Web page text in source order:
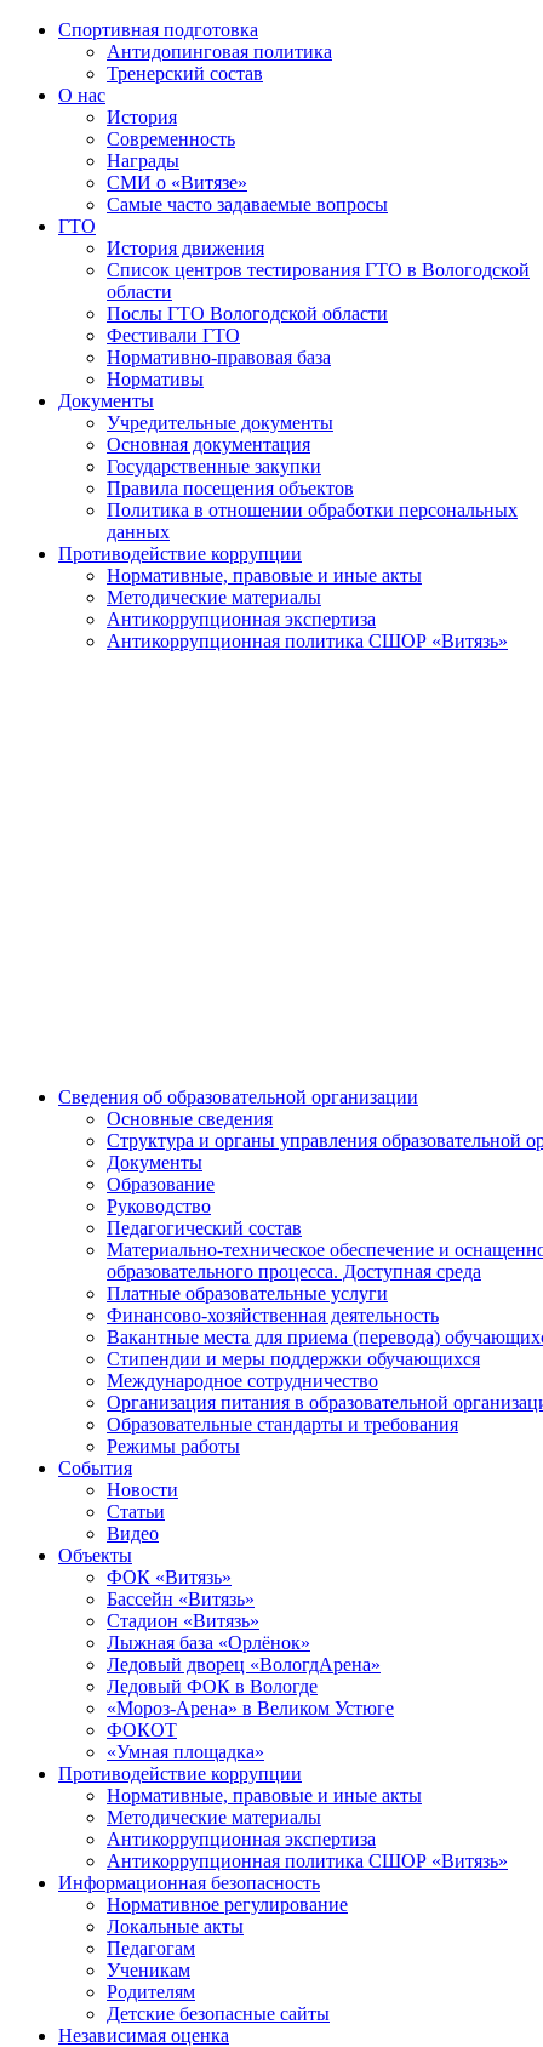
Спортивная подготовка
Антидопинговая политика
Тренерский состав
О нас
История
Современность
Награды
СМИ о «Витязе»
Самые часто задаваемые вопросы
ГТО
История движения
Список центров тестирования ГТО в Вологодской
области
Послы ГТО Вологодской области
Фестивали ГТО
Нормативно-правовая база
Нормативы
Документы
Учредительные документы
Основная документация
Государственные закупки
Правила посещения объектов
Политика в отношении обработки персональных
данных
Противодействие коррупции
Нормативные, правовые и иные акты
Методические материалы
Антикоррупционная экспертиза
Антикоррупционная политика СШОР «Витязь»
Сведения об образовательной организации
Основные сведения
Структура и органы управления образовательной
Документы
Образование
Руководство
Педагогический состав
Материально-техническое обеспечение и
образовательного процесса. Доступная среда
Платные образовательные услуги
Финансово-хозяйственная деятельность
Вакантные места для приема (перевода)
Стипендии и меры поддержки обучающихся
Международное сотрудничество
Организация питания в образовательной
Образовательные стандарты и требования
Режимы работы
События
Новости
Статьи
Видео
Объекты
ФОК «Витязь»
Бассейн «Витязь»
Стадион «Витязь»
Лыжная база «Орлёнок»
Ледовый дворец «ВологдАрена»
Ледовый ФОК в Вологде
«Мороз-Арена» в Великом Устюге
ФОКОТ
«Умная площадка»
Противодействие коррупции
Нормативные, правовые и иные акты
Методические материалы
Антикоррупционная экспертиза
Антикоррупционная политика СШОР «Витязь»
Информационная безопасность
Нормативное регулирование
Локальные акты
Педагогам
Ученикам
Родителям
Детские безопасные сайты
Независимая оценка